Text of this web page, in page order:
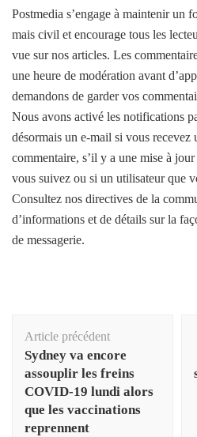
Postmedia s’engage à maintenir un
mais civil et encourage tous les
vue sur nos articles. Les
une heure de modération avant
demandons de garder vos
Nous avons activé les notifications
désormais un e-mail si vous recevez
commentaire, s’il y a une mise à
vous suivez ou si un utilisateur que
Consultez nos directives de la
d’informations et de détails sur la
de messagerie.
d'article
Article précédent
Sydney va encore
assouplir les freins
COVID-19 lundi alors
que les vaccinations
reprennent